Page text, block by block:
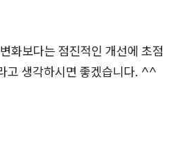
화보다는 점진적인 개선에 초점
고 생각하시면 좋겠습니다. ^^